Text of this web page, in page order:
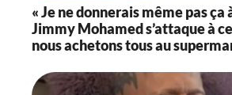
« Je ne donnerais même pas ça
Jimmy Mohamed s’attaque à
nous achetons tous au